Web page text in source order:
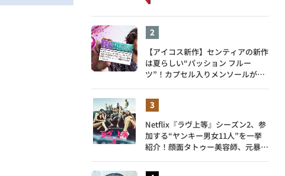
【アイコス新作】センティアの新作
は夏らしい“パッション フルー
ツ”！カプセル入りメンソールが仲
Netflix『ラヴ上等』シーズン2、参
加する“ヤンキー男女11人”を一挙
紹介！顔面タトゥー美容師、元暴走